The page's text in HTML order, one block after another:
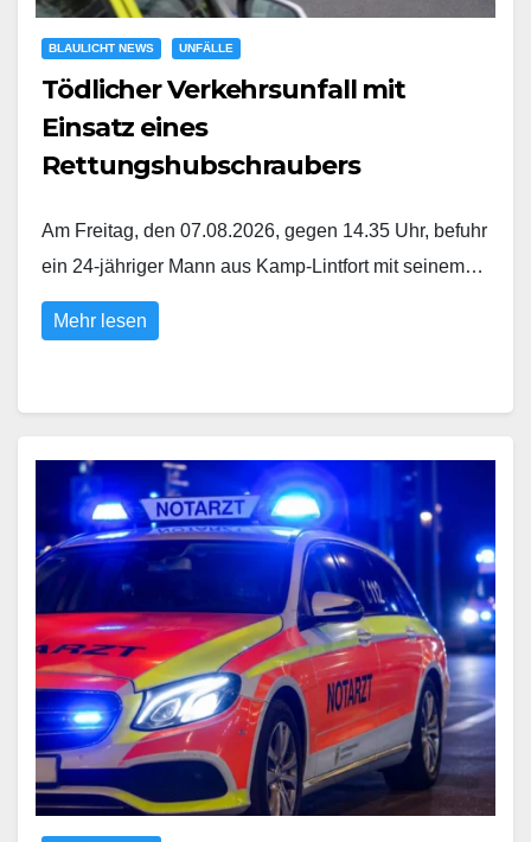
BLAULICHT NEWS UNFÄLLE
Tödlicher Verkehrsunfall mit
Einsatz eines
Rettungshubschraubers
Am Freitag, den 07.08.2026, gegen 14.35 Uhr, befuhr
ein 24-jähriger Mann aus Kamp-Lintfort mit seinem…
Mehr lesen